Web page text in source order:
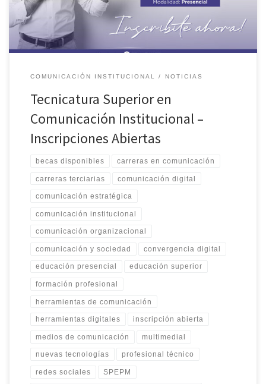
Que el factor económico no sea un impedimento […]
COMUNICACIÓN INSTITUCIONAL NOTICIAS
Tecnicatura Superior en
Comunicación Institucional –
Inscripciones Abiertas
becas disponibles carreras en comunicación
carreras terciarias comunicación digital
comunicación estratégica
comunicación institucional
comunicación organizacional
comunicación y sociedad convergencia digital
educación presencial educación superior
formación profesional
herramientas de comunicación
herramientas digitales inscripción abierta
medios de comunicación multimedial
nuevas tecnologías profesional técnico
redes sociales SPEPM